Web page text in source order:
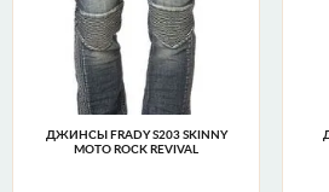
ДЖИНСЫ FRADY S203 SKINNY
MOTO ROCK REVIVAL